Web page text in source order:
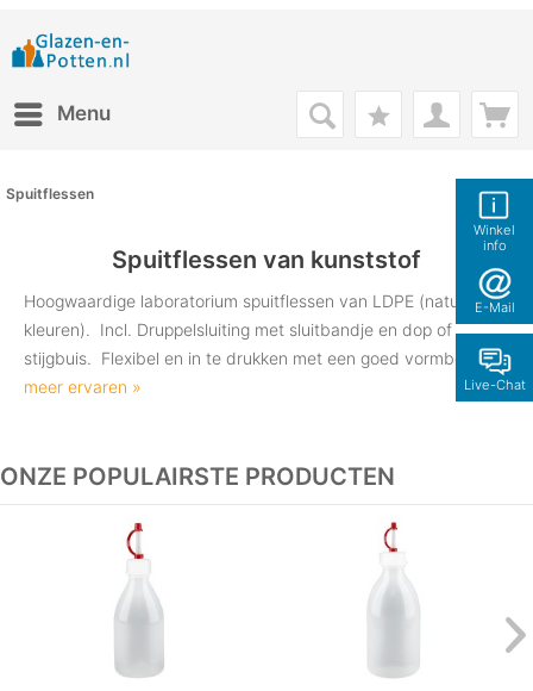
Winkel
info
E-Mail
Live-Chat
Menu
Spuitflessen
Spuitflessen van kunststof
Hoogwaardige laboratorium spuitflessen van LDPE (natuurlijke
kleuren). Incl. Druppelsluiting met sluitbandje en dop of
stijgbuis. Flexibel en in te drukken met een goed vormbehoud.
meer ervaren »
ONZE POPULAIRSTE PRODUCTEN